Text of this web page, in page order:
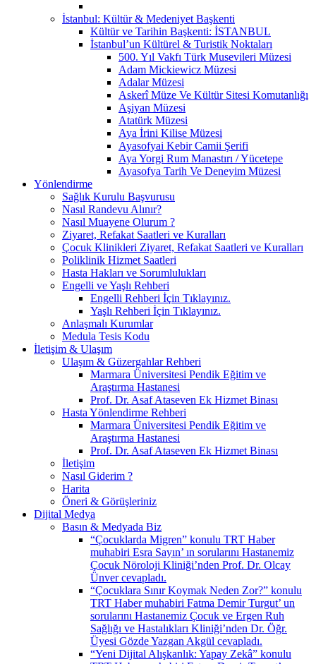
İstanbul: Kültür & Medeniyet Başkenti
Kültür ve Tarihin Başkenti: İSTANBUL
İstanbul’un Kültürel & Turistik Noktaları
500. Yıl Vakfı Türk Musevileri Müzesi
Adam Mickiewicz Müzesi
Adalar Müzesi
Askerî Müze Ve Kültür Sitesi Komutanlığı
Aşiyan Müzesi
Atatürk Müzesi
Aya İrini Kilise Müzesi
Ayasofyai Kebir Camii Şerifi
Aya Yorgi Rum Manastırı / Yücetepe
Ayasofya Tarih Ve Deneyim Müzesi
Yönlendirme
Sağlık Kurulu Başvurusu
Nasıl Randevu Alınır?
Nasıl Muayene Olurum ?
Ziyaret, Refakat Saatleri ve Kuralları
Çocuk Klinikleri Ziyaret, Refakat Saatleri ve Kuralları
Poliklinik Hizmet Saatleri
Hasta Hakları ve Sorumlulukları
Engelli ve Yaşlı Rehberi
Engelli Rehberi İçin Tıklayınız.
Yaşlı Rehberi İçin Tıklayınız.
Anlaşmalı Kurumlar
Medula Tesis Kodu
İletişim & Ulaşım
Ulaşım & Güzergahlar Rehberi
Marmara Üniversitesi Pendik Eğitim ve
Araştırma Hastanesi
Prof. Dr. Asaf Ataseven Ek Hizmet Binası
Hasta Yönlendirme Rehberi
Marmara Üniversitesi Pendik Eğitim ve
Araştırma Hastanesi
Prof. Dr. Asaf Ataseven Ek Hizmet Binası
İletişim
Nasıl Giderim ?
Harita
Öneri & Görüşleriniz
Dijital Medya
Basın & Medyada Biz
“Çocuklarda Migren” konulu TRT Haber
muhabiri Esra Sayın’ ın sorularını Hastanemiz
Çocuk Nöroloji Kliniği’nden Prof. Dr. Olcay
Ünver cevapladı.
“Çocuklara Sınır Koymak Neden Zor?” konulu
TRT Haber muhabiri Fatma Demir Turgut’ un
sorularını Hastanemiz Çocuk ve Ergen Ruh
Sağlığı ve Hastalıkları Kliniği’nden Dr. Öğr.
Üyesi Gözde Yazgan Akgül cevapladı.
“Yeni Dijital Alışkanlık: Yapay Zekâ” konulu